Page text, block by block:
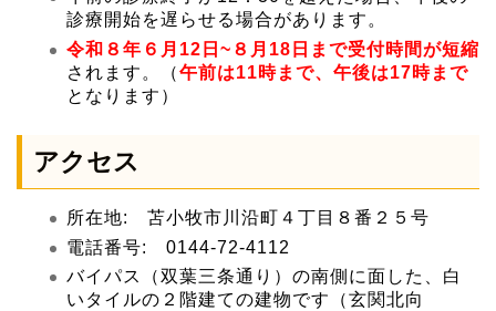
診療開始を遅らせる場合があります。
令和８年６月12日~８月18日まで受付時間が短縮
されます。（午前は11時まで、午後は17時まで
となります）
アクセス
所在地: 苫小牧市川沿町４丁目８番２５号
電話番号: 0144-72-4112
バイパス（双葉三条通り）の南側に面した、白
いタイルの２階建ての建物です（玄関北向